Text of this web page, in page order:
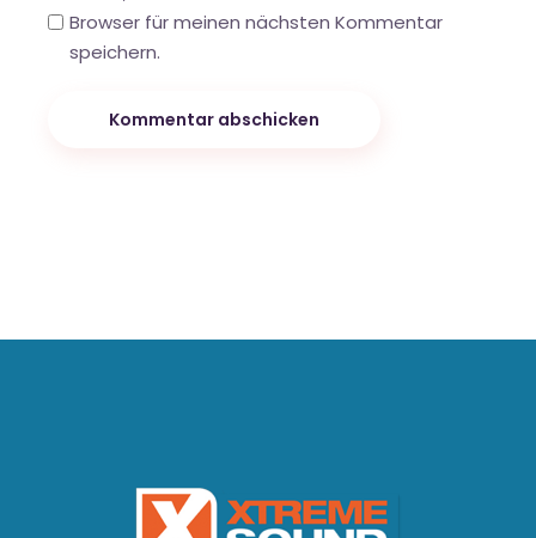
Browser für meinen nächsten Kommentar
speichern.
Kommentar abschicken